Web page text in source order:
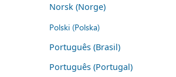
Norsk (Norge)
Polski (Polska)
Português (Brasil)
Português (Portugal)